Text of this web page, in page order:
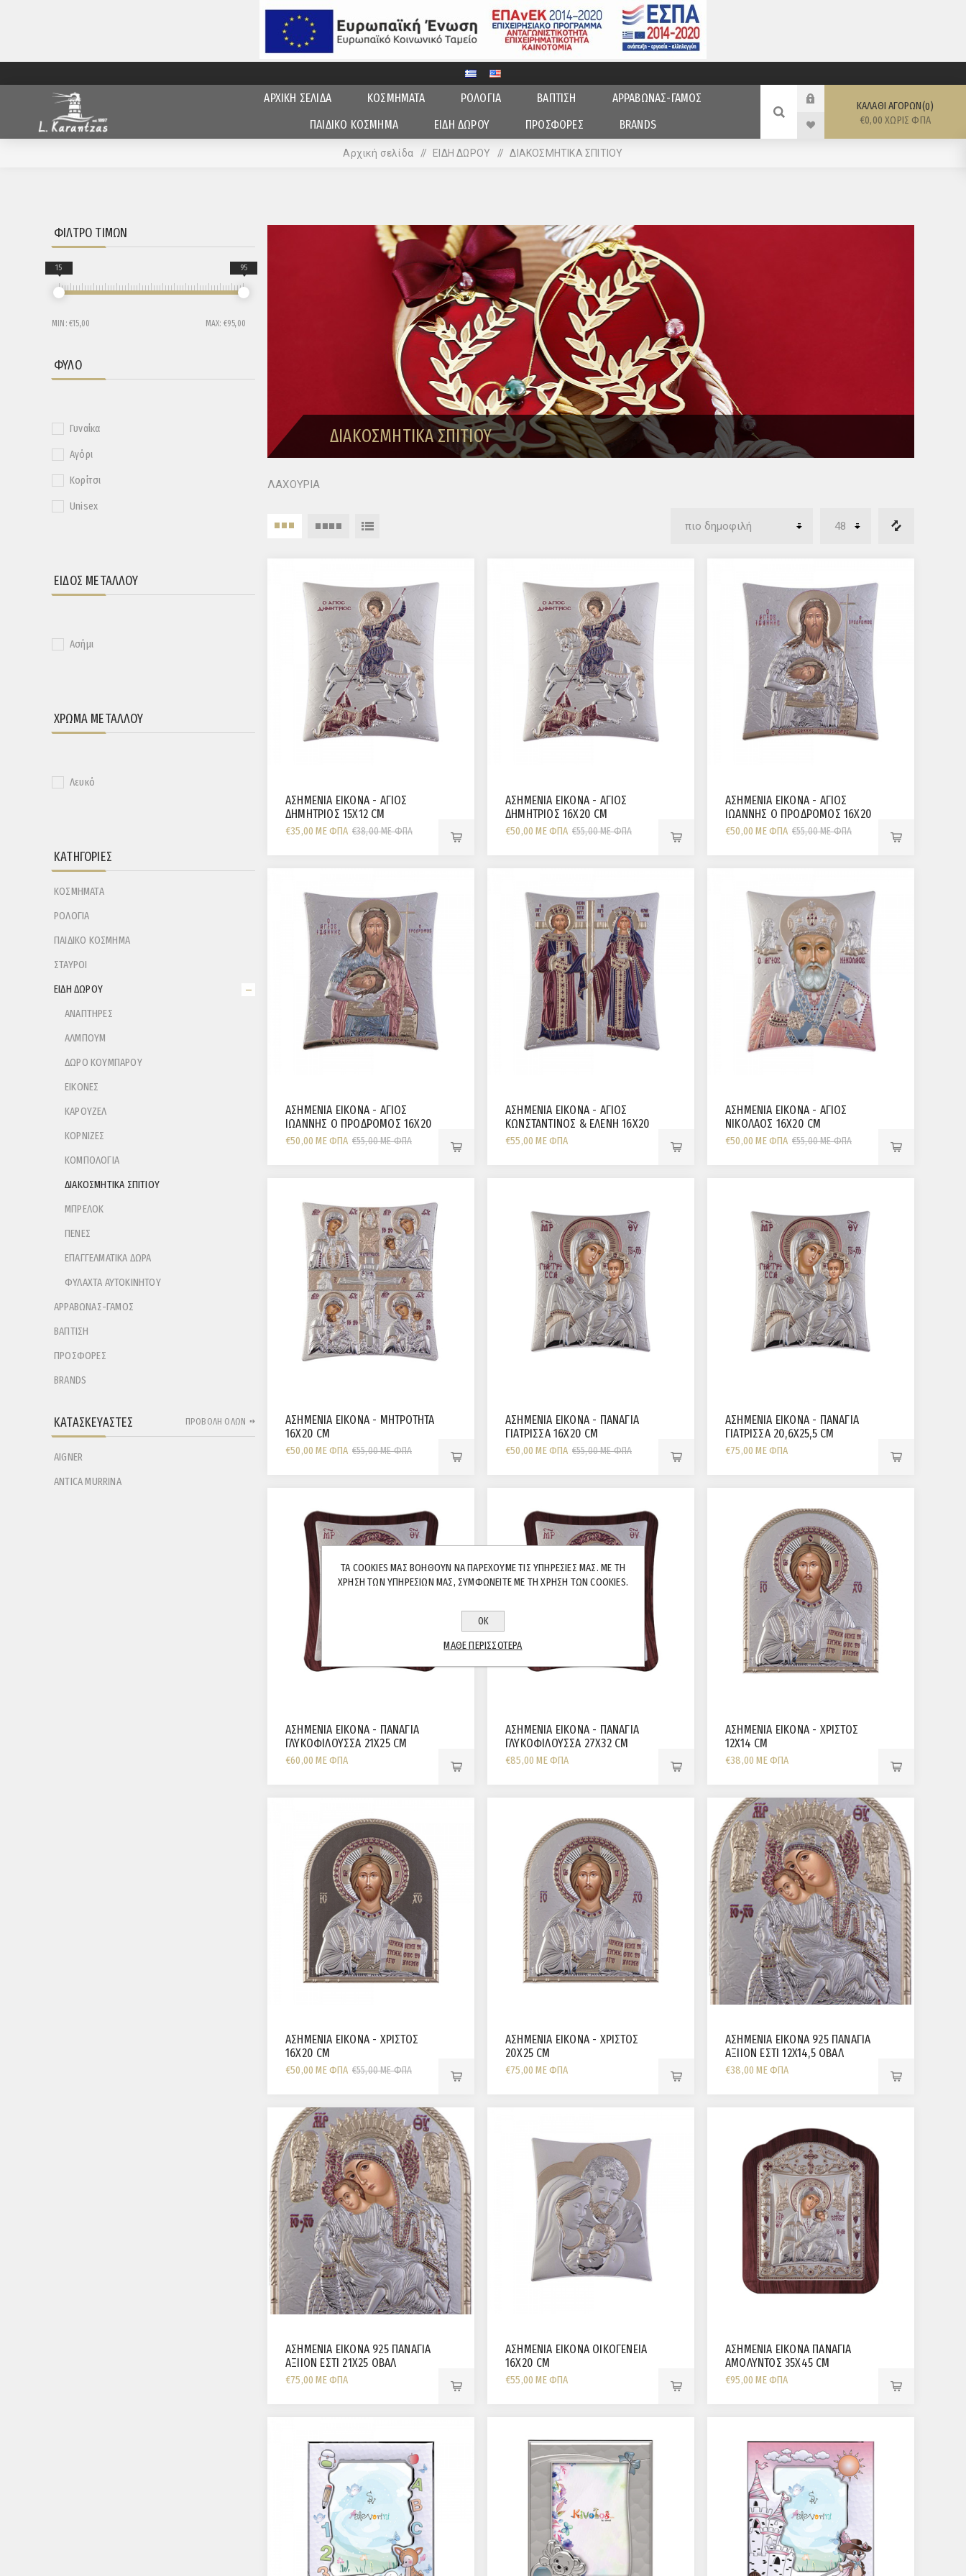
ΑΡΧΙΚΗ ΣΕΛΙΔΑ ΚΟΣΜΗΜΑΤΑ ΡΟΛΟΓΙΑ ΒΑΠΤΙΣΗ
ΑΡΡΑΒΩΝΑΣ-ΓΑΜΟΣ
ΠΑΙΔΙΚΟ ΚΟΣΜΗΜΑ
ΕΙΔΗ ΔΩΡΟΥ ΠΡΟΣΦΟΡΕΣ BRANDS
ΚΑΛΆΘΙ ΑΓΟΡΏΝ 0
€0,00 ΧΩΡΊΣ ΦΠΑ
Αρχική σελίδα / ΕΙΔΗ ΔΩΡΟΥ / ΔΙΑΚΟΣΜΗΤΙΚΑ ΣΠΙΤΙΟΥ
ΔΙΑΚΟΣΜΗΤΙΚΑ ΣΠΙΤΙΟΥ
ΛΑΧΟΥΡΙΑ
ΑΣΗΜΕΝΙΑ ΕΙΚΟΝΑ - ΑΓΙΟΣ
ΔΗΜΗΤΡΙΟΣ 15Χ12 CM
€35,00 ΜΕ ΦΠΑ €38,00 ΜΕ ΦΠΑ
ΑΣΗΜΕΝΙΑ ΕΙΚΟΝΑ - ΑΓΙΟΣ
ΔΗΜΗΤΡΙΟΣ 16Χ20 CM
€50,00 ΜΕ ΦΠΑ €55,00 ΜΕ ΦΠΑ
ΑΣΗΜΕΝΙΑ ΕΙΚΟΝΑ - ΑΓΙΟΣ
ΙΩΑΝΝΗΣ Ο ΠΡΟΔΡΟΜΟΣ 16Χ20
CM
€50,00 ΜΕ ΦΠΑ €55,00 ΜΕ ΦΠΑ
ΑΣΗΜΕΝΙΑ ΕΙΚΟΝΑ - ΑΓΙΟΣ
ΙΩΑΝΝΗΣ Ο ΠΡΟΔΡΟΜΟΣ 16Χ20
CM
€50,00 ΜΕ ΦΠΑ €55,00 ΜΕ ΦΠΑ
ΑΣΗΜΕΝΙΑ ΕΙΚΟΝΑ - ΑΓΙΟΣ
ΚΩΝΣΤΑΝΤΙΝΟΣ & ΕΛΕΝΗ 16Χ20
CM
€55,00 ΜΕ ΦΠΑ
ΑΣΗΜΕΝΙΑ ΕΙΚΟΝΑ - ΑΓΙΟΣ
ΝΙΚΟΛΑΟΣ 16Χ20 CM
€50,00 ΜΕ ΦΠΑ €55,00 ΜΕ ΦΠΑ
ΑΣΗΜΕΝΙΑ ΕΙΚΟΝΑ - ΜΗΤΡΟΤΗΤΑ
16X20 CM
€50,00 ΜΕ ΦΠΑ €55,00 ΜΕ ΦΠΑ
ΑΣΗΜΕΝΙΑ ΕΙΚΟΝΑ - ΠΑΝΑΓΙΑ
ΓΙΑΤΡΙΣΣΑ 16X20 CM
€50,00 ΜΕ ΦΠΑ €55,00 ΜΕ ΦΠΑ
ΑΣΗΜΕΝΙΑ ΕΙΚΟΝΑ - ΠΑΝΑΓΙΑ
ΓΙΑΤΡΙΣΣΑ 20,6X25,5 CM
€75,00 ΜΕ ΦΠΑ
ΑΣΗΜΕΝΙΑ ΕΙΚΟΝΑ - ΠΑΝΑΓΙΑ
ΓΛΥΚΟΦΙΛΟΥΣΣΑ 21Χ25 CM
€60,00 ΜΕ ΦΠΑ
ΑΣΗΜΕΝΙΑ ΕΙΚΟΝΑ - ΠΑΝΑΓΙΑ
ΓΛΥΚΟΦΙΛΟΥΣΣΑ 27Χ32 CM
€85,00 ΜΕ ΦΠΑ
ΑΣΗΜΕΝΙΑ ΕΙΚΟΝΑ - ΧΡΙΣΤΟΣ
12X14 CM
€38,00 ΜΕ ΦΠΑ
ΑΣΗΜΕΝΙΑ ΕΙΚΟΝΑ - ΧΡΙΣΤΟΣ
16X20 CM
€50,00 ΜΕ ΦΠΑ €55,00 ΜΕ ΦΠΑ
ΑΣΗΜΕΝΙΑ ΕΙΚΟΝΑ - ΧΡΙΣΤΟΣ
20X25 CM
€75,00 ΜΕ ΦΠΑ
ΑΣΗΜΕΝΙΑ ΕΙΚΟΝΑ 925 ΠΑΝΑΓΙΑ
ΑΞΙΙΟΝ ΕΣΤΙ 12X14,5 ΟΒΑΛ
€38,00 ΜΕ ΦΠΑ
ΑΣΗΜΕΝΙΑ ΕΙΚΟΝΑ 925 ΠΑΝΑΓΙΑ
ΑΞΙΙΟΝ ΕΣΤΙ 21X25 ΟΒΑΛ
€75,00 ΜΕ ΦΠΑ
ΑΣΗΜΕΝΙΑ ΕΙΚΟΝΑ ΟΙΚΟΓΕΝΕΙΑ
16X20 CM
€55,00 ΜΕ ΦΠΑ
ΑΣΗΜΕΝΙΑ ΕΙΚΟΝΑ ΠΑΝΑΓΙΑ
ΑΜΟΛΥΝΤΟΣ 35Χ45 CM
€95,00 ΜΕ ΦΠΑ
ΦΊΛΤΡΟ ΤΙΜΏΝ
MIN: €15,00 MAX: €95,00
15 95
ΦΎΛΟ
Γυναίκα
Αγόρι
Κορίτσι
Unisex
ΕΊΔΟΣ ΜΕΤΆΛΛΟΥ
Ασήμι
ΧΡΏΜΑ ΜΕΤΆΛΛΟΥ
Λευκό
ΚΑΤΗΓΟΡΊΕΣ
ΚΟΣΜΗΜΑΤΑ
ΡΟΛΟΓΙΑ
ΠΑΙΔΙΚΟ ΚΟΣΜΗΜΑ
ΣΤΑΥΡΟΙ
ΕΙΔΗ ΔΩΡΟΥ
ΑΝΑΠΤΗΡΕΣ
ΑΛΜΠΟΥΜ
ΔΩΡΟ ΚΟΥΜΠΑΡΟΥ
ΕΙΚΟΝΕΣ
ΚΑΡΟΥΖΕΛ
ΚΟΡΝΙΖΕΣ
ΚΟΜΠΟΛΟΓΙΑ
ΔΙΑΚΟΣΜΗΤΙΚΑ ΣΠΙΤΙΟΥ
ΜΠΡΕΛΟΚ
ΠΕΝΕΣ
ΕΠΑΓΓΕΛΜΑΤΙΚΑ ΔΩΡΑ
ΦΥΛΑΧΤΑ ΑΥΤΟΚΙΝΗΤΟΥ
ΑΡΡΑΒΩΝΑΣ-ΓΑΜΟΣ
ΒΑΠΤΙΣΗ
ΠΡΟΣΦΟΡΕΣ
BRANDS
ΚΑΤΑΣΚΕΥΑΣΤΈΣ
AIGNER
ANTICA MURRINA
ΠΡΟΒΟΛΉ ΌΛΩΝ
ΤΑ COOKIES ΜΑΣ ΒΟΗΘΟΎΝ ΝΑ ΠΑΡΈΧΟΥΜΕ ΤΙΣ ΥΠΗΡΕΣΊΕΣ ΜΑΣ. ΜΕ ΤΗ
ΧΡΉΣΗ ΤΩΝ ΥΠΗΡΕΣΙΏΝ ΜΑΣ, ΣΥΜΦΩΝΕΊΤΕ ΜΕ ΤΗ ΧΡΉΣΗ ΤΩΝ COOKIES.
ΟΚ
ΜΆΘΕ ΠΕΡΙΣΣΌΤΕΡΑ